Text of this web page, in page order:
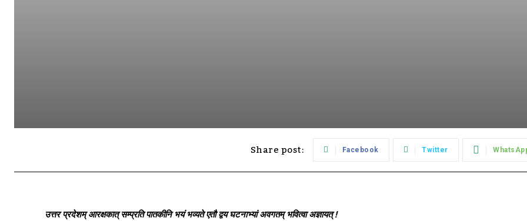
Share post: Facebook Twitter
उत्तर प्रदेशम् आरक्षकात् सम्प्रति पातकीनि भयं भव्यते एतौ द्वय घटनाभ्यां अवगतम् भवित्वा अज्ञायत् !